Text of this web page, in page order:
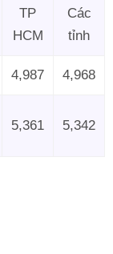
TP
HCM
Các
tỉnh
4,987 4,968
5,361 5,342